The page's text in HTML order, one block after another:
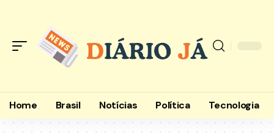
Home Brasil Notícias Política Tecnologia